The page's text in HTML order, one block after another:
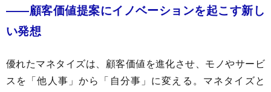
――顧客価値提案にイノベーションを起こす新し
い発想
優れたマネタイズは、顧客価値を進化させ、モノやサービ
スを「他人事」から「自分事」に変える。マネタイズと